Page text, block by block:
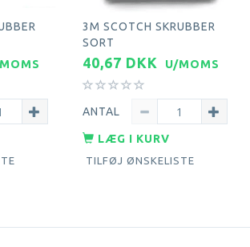
3M SCOTCH SKRUBBER
SORT
40,67 DKK U/MOMS
ANTAL
LÆG I KURV
TILFØJ ØNSKELISTE